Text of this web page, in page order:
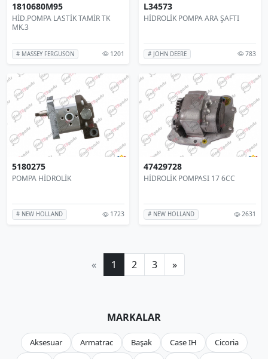
1810680M95
HİD.POMPA LASTİK TAMİR TK
MK.3
# MASSEY FERGUSON 1201
L34573
HİDROLİK POMPA ARA ŞAFTI
# JOHN DEERE 783
5180275
POMPA HİDROLİK
# NEW HOLLAND 1723
47429728
HİDROLİK POMPASI 17 6CC
# NEW HOLLAND 2631
« 1 2 3 »
MARKALAR
Aksesuar Armatrac Başak Case IH
Cicoria